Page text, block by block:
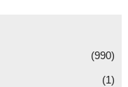
(990)
(1)